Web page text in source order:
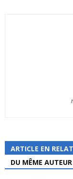
ARTICLE EN
DU MÊME AUTEUR